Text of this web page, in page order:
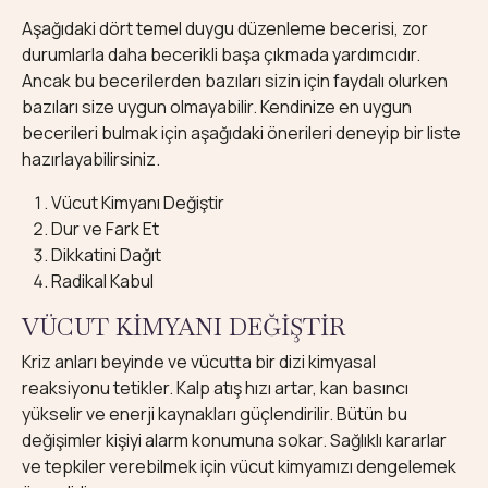
Aşağıdaki dört temel duygu düzenleme becerisi, zor
durumlarla daha becerikli başa çıkmada yardımcıdır.
Ancak bu becerilerden bazıları sizin için faydalı olurken
bazıları size uygun olmayabilir. Kendinize en uygun
becerileri bulmak için aşağıdaki önerileri deneyip bir liste
hazırlayabilirsiniz.
Vücut Kimyanı Değiştir
Dur ve Fark Et
Dikkatini Dağıt
Radikal Kabul
VÜCUT KİMYANI DEĞİŞTİR
Kriz anları beyinde ve vücutta bir dizi kimyasal
reaksiyonu tetikler. Kalp atış hızı artar, kan basıncı
yükselir ve enerji kaynakları güçlendirilir. Bütün bu
değişimler kişiyi alarm konumuna sokar. Sağlıklı kararlar
ve tepkiler verebilmek için vücut kimyamızı dengelemek